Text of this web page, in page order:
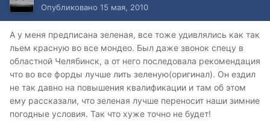
Опубликовано 15 мая, 2010
А у меня предписана зеленая, все тоже удивлялись как так
льем красную во все мондео. Был даже звонок спецу в
областной Челябинск, а от него последовала рекомендация
что во все форды лучше лить зеленую(оригинал). Он ездил
не так давно на повышения квалификации и там об этом
ему рассказали, что зеленая лучше переносит наши зимние
погодные условия. Так что хуже точно не будет!